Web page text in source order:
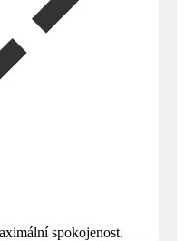
spokojenost.